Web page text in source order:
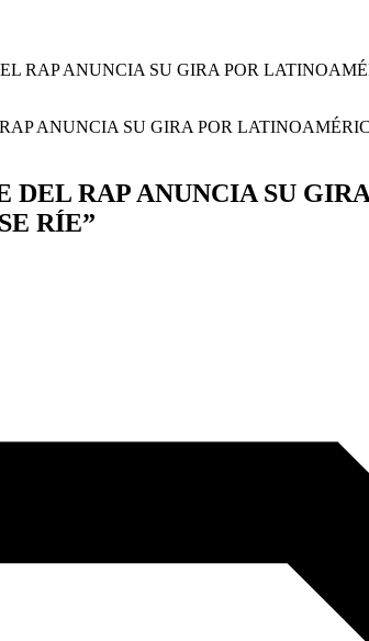
RAP ANUNCIA SU GIRA POR
DEL RAP ANUNCIA SU
RÍE”